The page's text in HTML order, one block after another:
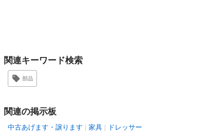
関連キーワード検索
部品
関連の掲示板
中古あげます・譲ります 家具 ドレッサー